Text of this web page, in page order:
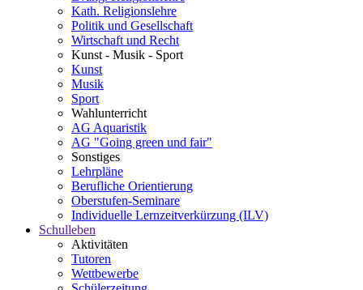
Kath. Religionslehre
Politik und Gesellschaft
Wirtschaft und Recht
Kunst - Musik - Sport
Kunst
Musik
Sport
Wahlunterricht
AG Aquaristik
AG "Going green und fair"
Sonstiges
Lehrpläne
Berufliche Orientierung
Oberstufen-Seminare
Individuelle Lernzeitverkürzung (ILV)
Schulleben
Aktivitäten
Tutoren
Wettbewerbe